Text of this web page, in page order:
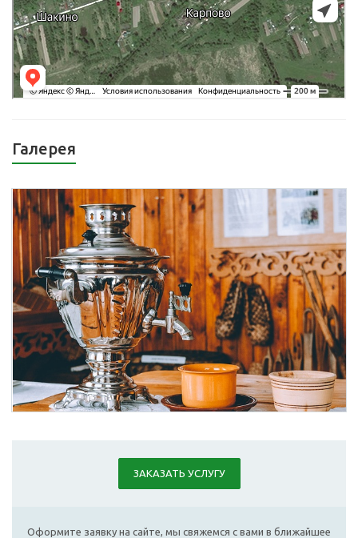
Галерея
ЗАКАЗАТЬ УСЛУГУ
Оформите заявку на сайте, мы свяжемся с вами в ближайшее